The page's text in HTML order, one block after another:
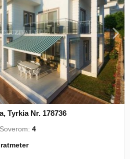
Tyrkia Nr. 178736
Soverom:4